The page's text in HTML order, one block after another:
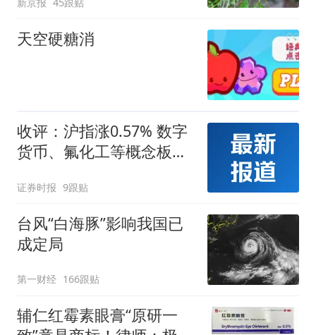
天空硬糖消
收评：沪指涨0.57% 数字
货币、氟化工等概念板块
证券时报 9跟贴
台风“白海豚”影响我国已
成定局
第一财经 166跟贴
辅仁红霉素眼膏“原研一